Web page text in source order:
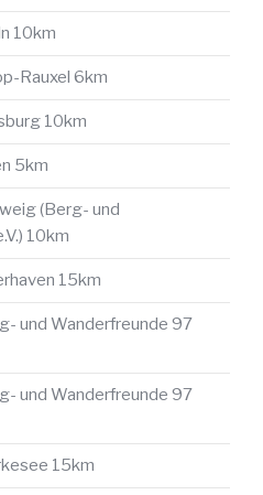
10km
Rauxel 6km
10km
5km
(Berg- und
10km
15km
und Wanderfreunde 97
und Wanderfreunde 97
15km